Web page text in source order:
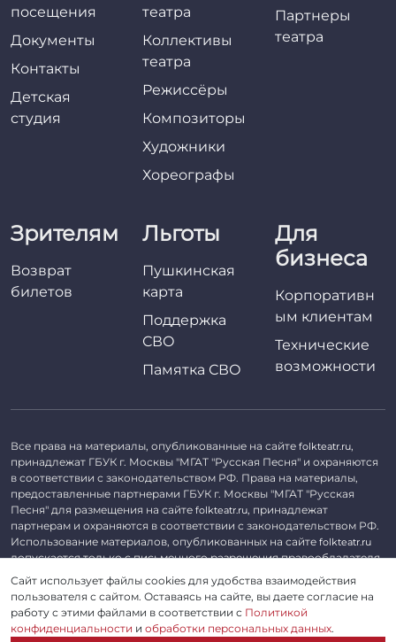
посещения
Документы
Контакты
Детская
студия
театра
Коллективы
театра
Режиссёры
Композиторы
Художники
Хореографы
Партнеры
театра
Зрителям
Возврат
билетов
Льготы
Пушкинская
карта
Поддержка
СВО
Памятка СВО
Для
бизнеса
Корпоративн
ым клиентам
Технические
возможности
Все права на материалы, опубликованные на сайте folkteatr.ru,
принадлежат ГБУК г. Москвы "МГАТ "Русская Песня" и охраняются
в соответствии с законодательством РФ. Права на материалы,
предоставленные партнерами ГБУК г. Москвы "МГАТ "Русская
Песня" для размещения на сайте folkteatr.ru, принадлежат
партнерам и охраняются в соответствии с законодательством РФ.
Использование материалов, опубликованных на сайте folkteatr.ru
допускается только с письменного разрешения правообладателя.
©2026 ГБУК г. Москвы «МГАТ «Русская песня». ОГРН 1027739279182,
ИНН 7714039052.
Сайт использует файлы cookies для удобства взаимодействия
пользователя с сайтом. Оставаясь на сайте, вы даете согласие на
работу с этими файлами в соответствии с Политикой
конфиденциальности и обработки персональных данных.